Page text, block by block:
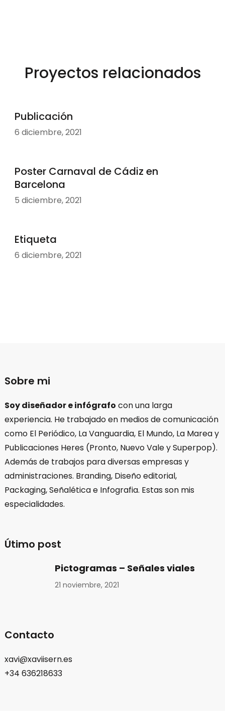
Proyectos relacionados
Publicación
6 diciembre, 2021
Poster Carnaval de Cádiz en
Barcelona
5 diciembre, 2021
Etiqueta
6 diciembre, 2021
Sobre mi
Soy diseñador e infógrafo con una larga
experiencia. He trabajado en medios de comunicación
como El Periódico, La Vanguardia, El Mundo, La Marea y
Publicaciones Heres (Pronto, Nuevo Vale y Superpop).
Además de trabajos para diversas empresas y
administraciones. Branding, Diseño editorial,
Packaging, Señalética e Infografia. Estas son mis
especialidades.
Útimo post
Pictogramas – Señales viales
21 noviembre, 2021
Contacto
xavi@xaviisern.es
+34 636218633